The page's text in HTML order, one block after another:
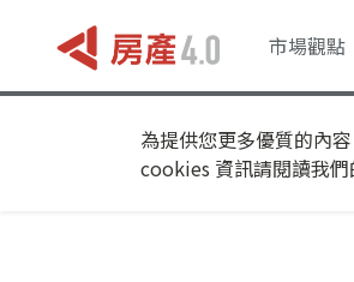
市場觀點
為提供您更多優質的內
cookies 資訊請閱讀我們